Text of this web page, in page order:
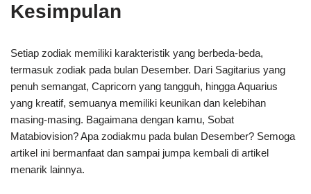
Kesimpulan
Setiap zodiak memiliki karakteristik yang berbeda-beda,
termasuk zodiak pada bulan Desember. Dari Sagitarius yang
penuh semangat, Capricorn yang tangguh, hingga Aquarius
yang kreatif, semuanya memiliki keunikan dan kelebihan
masing-masing. Bagaimana dengan kamu, Sobat
Matabiovision? Apa zodiakmu pada bulan Desember? Semoga
artikel ini bermanfaat dan sampai jumpa kembali di artikel
menarik lainnya.